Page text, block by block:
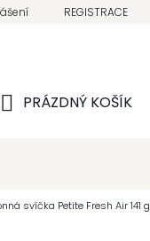
REGISTRACE
PRÁZDNÝ KOŠÍK
svíčka Petite Fresh Air 141 g